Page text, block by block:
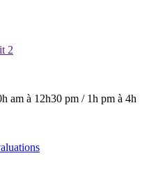
2
am à 12h30 pm / 1h pm à 4h